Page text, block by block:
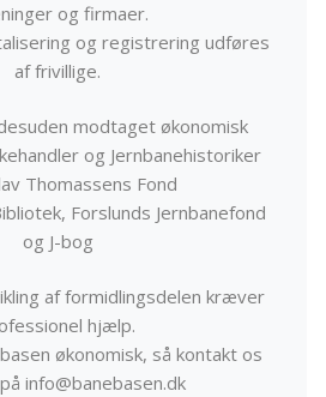
og firmaer.
og registrering udføres
af frivillige.
modtaget økonomisk
og Jernbanehistoriker
Thomassens Fond
Forslunds Jernbanefond
og J-bog
af formidlingsdelen kræver
hjælp.
økonomisk, så kontakt os
info@banebasen.dk